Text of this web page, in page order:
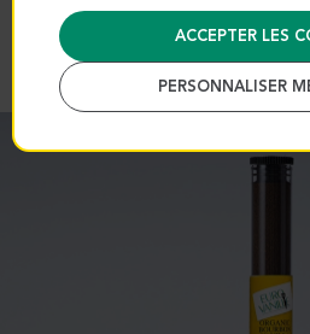
ACCEPTER LES
PERSONNALISER
Eurovanille
Référence : 13051